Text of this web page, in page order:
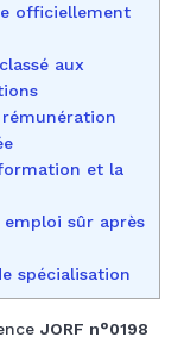
officiellement
aux
et la
sûr après
spécialisation
JORF n°0198